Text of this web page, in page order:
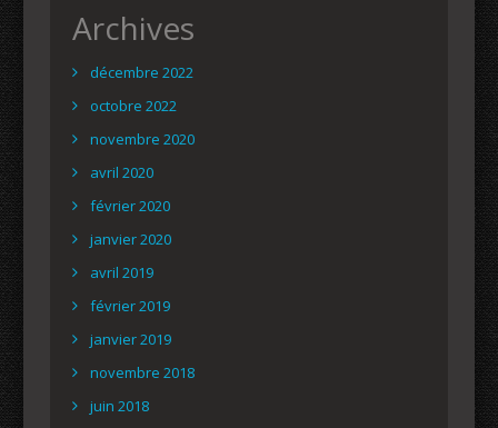
Archives
décembre 2022
octobre 2022
novembre 2020
avril 2020
février 2020
janvier 2020
avril 2019
février 2019
janvier 2019
novembre 2018
juin 2018